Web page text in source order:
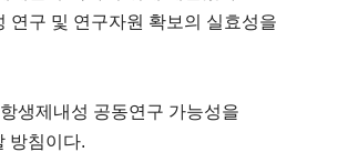
연구 및 연구자원 확보의 실효성을
생제내성 공동연구 가능성을
방침이다.